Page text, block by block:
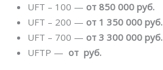
UFT – 100 — от 850 000 руб.
UFT – 200 — от 1 350 000 руб.
UFT – 700 — от 3 300 000 руб.
UFTP — от руб.